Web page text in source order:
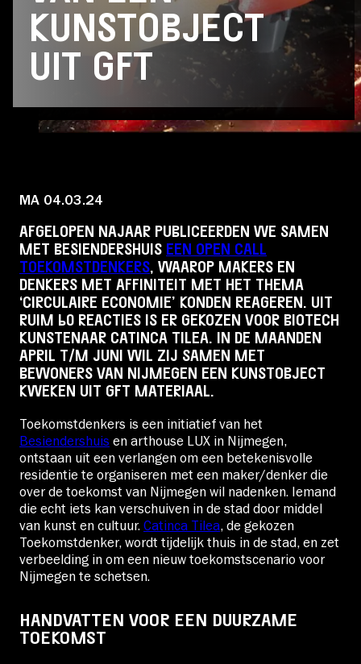
Educatie
Over Stichting LUX
Nieuws
Account
Volg ons op:
KUNSTOBJECT
UIT GFT
MA 04.03.24
AFGELOPEN NAJAAR PUBLICEERDEN WE SAMEN
MET BESIENDERSHUIS EEN OPEN CALL
TOEKOMSTDENKERS, WAAROP MAKERS EN
DENKERS MET AFFINITEIT MET HET THEMA
‘CIRCULAIRE ECONOMIE’ KONDEN REAGEREN. UIT
RUIM 60 REACTIES IS ER GEKOZEN VOOR BIOTECH
KUNSTENAAR CATINCA TILEA. IN DE MAANDEN
APRIL T/M JUNI WIL ZIJ SAMEN MET
BEWONERS VAN NIJMEGEN EEN KUNSTOBJECT
KWEKEN UIT GFT MATERIAAL.
Toekomstdenkers is een initiatief van het
Besiendershuis en arthouse LUX in Nijmegen,
ontstaan uit een verlangen om een betekenisvolle
residentie te organiseren met een maker/denker die
over de toekomst van Nijmegen wil nadenken. Iemand
die echt iets kan verschuiven in de stad door middel
van kunst en cultuur. Catinca Tilea, de gekozen
Toekomstdenker, wordt tijdelijk thuis in de stad, en zet
verbeelding in om een nieuw toekomstscenario voor
Nijmegen te schetsen.
HANDVATTEN VOOR EEN DUURZAME
TOEKOMST